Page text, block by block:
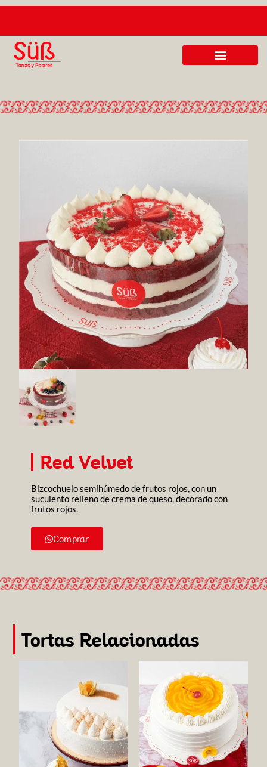
TORTAS
Red Velvet
Bizcochuelo semihúmedo de frutos rojos, con un
suculento relleno de crema de queso, decorado con
frutos rojos.
Comprar
Tortas Relacionadas